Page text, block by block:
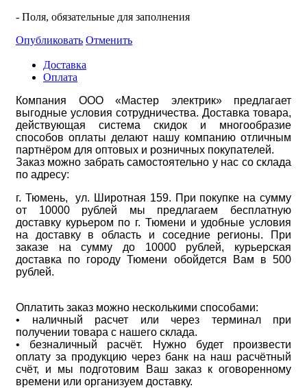
- Поля, обязательные для заполнения
Опубликовать Отменить
Доставка
Оплата
Компания ООО «Мастер электрик» предлагает
выгодные условия сотрудничества. Доставка товара,
действующая система скидок и многообразие
способов оплаты делают нашу компанию отличным
партнёром для оптовых и розничных покупателей.
Заказ можно забрать самостоятельно у нас со склада
по адресу:
г. Тюмень, ул. Широтная 159. При покупке на сумму
от 10000 рублей мы предлагаем бесплатную
доставку курьером по г. Тюмени и удобные условия
на доставку в область и соседние регионы. При
заказе на сумму до 10000 рублей, курьерская
доставка по городу Тюмени обойдется Вам в 500
рублей.
Оплатить заказ можно несколькими способами:
• наличный расчет или через терминал при
получении товара с нашего склада.
• безналичный расчёт. Нужно будет произвести
оплату за продукцию через банк на наш расчётный
счёт, и мы подготовим Ваш заказ к оговоренному
времени или организуем доставку.